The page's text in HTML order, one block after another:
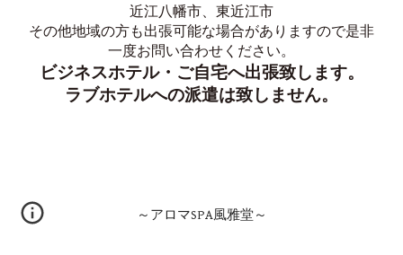
近江八幡市、東近江市
その他地域の方も出張可能な場合がありますので是非
一度お問い合わせください。
ビジネスホテル・ご自宅へ出張致します。
ラブホテルへの派遣は致しません。
～アロマSPA風雅堂～